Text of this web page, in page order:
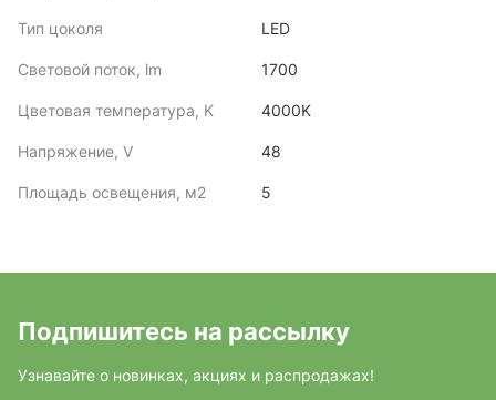
Тип цоколя LED
Световой поток, lm 1700
Цветовая температура, K 4000K
Напряжение, V 48
Площадь освещения, м2 5
Подпишитесь на рассылку
Узнавайте о новинках, акциях и распродажах!